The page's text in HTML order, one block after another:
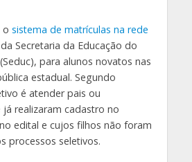
o sistema de matrículas na rede
Secretaria da Educação do
para alunos novatos nas
estadual. Segundo
é atender pais ou
realizaram cadastro no
edital e cujos filhos não foram
processos seletivos.